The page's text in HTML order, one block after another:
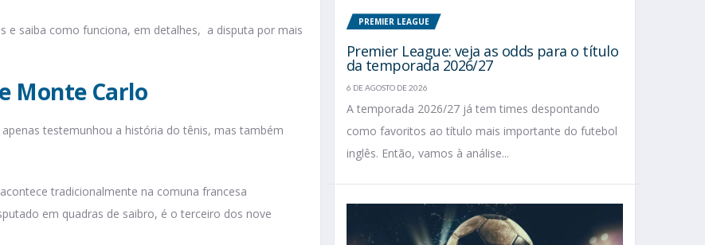
e saiba como funciona, em detalhes, a disputa por mais
Monte Carlo
testemunhou a história do tênis, mas também
tradicionalmente na comuna francesa
em quadras de saibro, é o terceiro dos nove
PREMIER LEAGUE
Premier League: veja as odds para o título
da temporada 2026/27
6 DE AGOSTO DE 2026
A temporada 2026/27 já tem times despontando
como favoritos ao título mais importante do futebol
inglês. Então, vamos à análise...